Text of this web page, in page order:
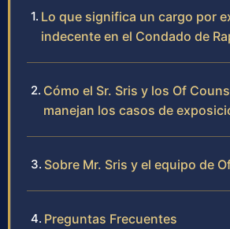
Lo que significa un cargo por
indecente en el Condado de
Cómo el Sr. Sris y los Of
manejan los casos de
Sobre Mr. Sris y el equipo de
Preguntas Frecuentes